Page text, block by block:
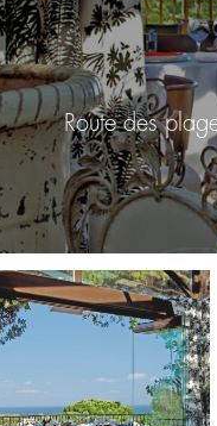
Route des